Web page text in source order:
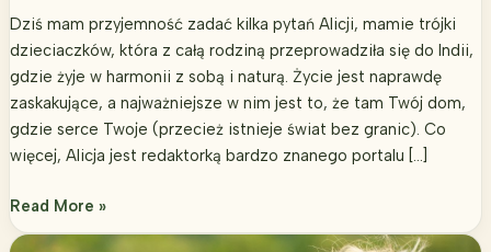
Dziś mam przyjemność zadać kilka pytań Alicji, mamie trójki
dzieciaczków, która z całą rodziną przeprowadziła się do Indii,
gdzie żyje w harmonii z sobą i naturą. Życie jest naprawdę
zaskakujące, a najważniejsze w nim jest to, że tam Twój dom,
gdzie serce Twoje (przecież istnieje świat bez granic). Co
więcej, Alicja jest redaktorką bardzo znanego portalu […]
Świat
bez
Read More »